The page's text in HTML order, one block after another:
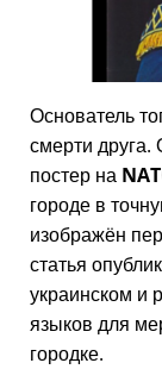
Основатель
смерти друга.
постер на
городе в
изображён
статья
украинском и
языков для
городке.